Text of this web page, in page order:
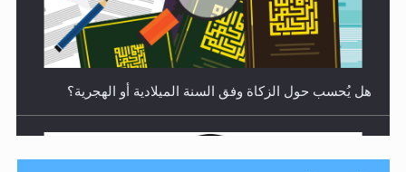
هل يُحسب حول الزكاة وفق السنة الميلادية أو الهجرية؟
مفاهيم وتفاسير تجديدية